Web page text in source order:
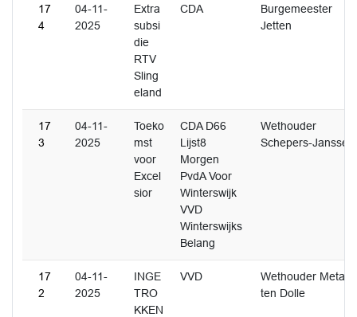
17
4
04-11-
2025
Extra
subsi
die
RTV
Sling
eland
CDA
Burgemeester
Jetten
17
3
04-11-
2025
Toeko
mst
voor
Excel
sior
CDA D66
Lijst8
Morgen
PvdA Voor
Winterswijk
VVD
Winterswijks
Belang
Wethouder
Schepers-Janssen
17
2
04-11-
2025
INGE
TRO
KKEN
VVD
Wethouder Metaal-
ten Dolle